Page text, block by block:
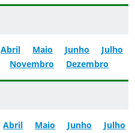
Abril Maio Junho
Julho
Novembro Dezembro
Abril Maio Junho
Julho